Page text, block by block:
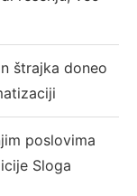
štrajka doneo
poslovima
Sloga